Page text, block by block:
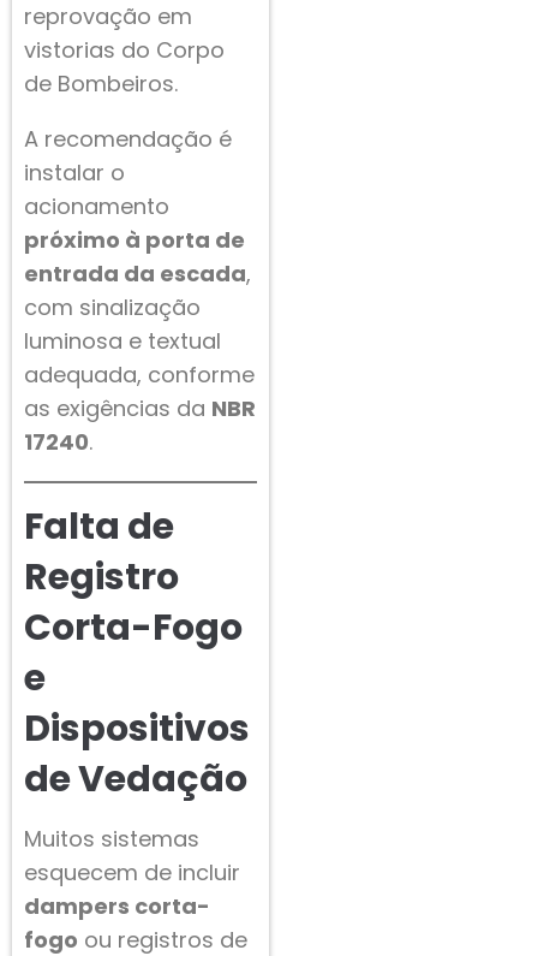
reprovação em
vistorias do Corpo
de Bombeiros.
A recomendação é
instalar o
acionamento
próximo à porta de
entrada da escada,
com sinalização
luminosa e textual
adequada, conforme
as exigências da NBR
17240.
Falta de
Registro
Corta-Fogo
e
Dispositivos
de Vedação
Muitos sistemas
esquecem de incluir
dampers corta-
fogo ou registros de